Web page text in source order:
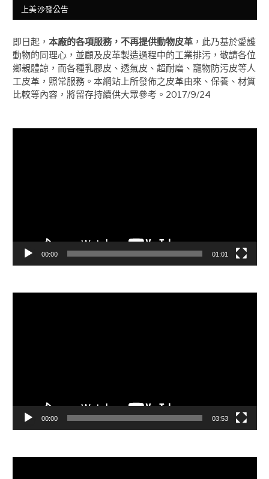
上美沙發公告
即日起， 本廠的各項服務，不再提供動物皮革 ，此乃基於愛護
動物的同理心，並顧及皮革製造過程中的工業排污，敬請各位
鄉親體諒，而各種乳膠皮、透氣皮、超耐磨、竉物防污皮等人
工皮革，照常服務。本網站上所發佈之皮革由來、保養、材質
比較等內容，將留存持續供大眾參考。2017/9/24
00:00 01:01
00:00 03:53